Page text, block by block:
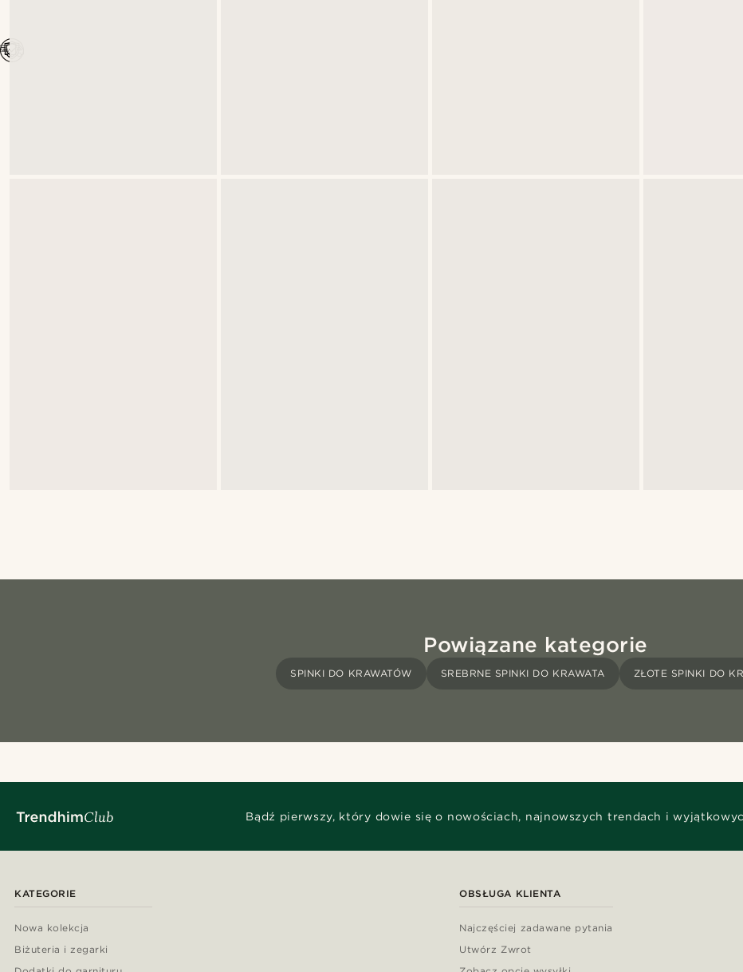
Powiązane kategorie
SPINKI DO KRAWATÓW SREBRNE SPINKI DO KRAWATA ZŁOTE SPINKI DO
Bądź pierwszy, który dowie się o nowościach, najnowszych trendach i
KATEGORIE
Nowa kolekcja
Biżuteria i zegarki
OBSŁUGA KLIENTA
Najczęściej zadawane pytania
Utwórz Zwrot